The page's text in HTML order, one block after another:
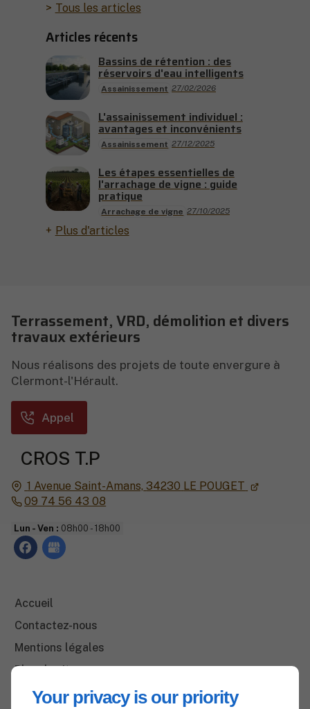
Your privacy is our priority
Tous les articles
Articles récents
Assainissement 27/02/2026
Bassins de rétention : des
réservoirs d'eau intelligents
Assainissement 27/12/2025
L'assainissement individuel :
avantages et inconvénients
Arrachage de vigne 27/10/2025
Les étapes essentielles de
l'arrachage de vigne : guide
pratique
Plus d'articles
CROS T.P
1 Avenue Saint-Amans, 34230 LE POUGET
09 74 56 43 08
Lun - Ven : 08h00 - 18h00
Accueil
Contactez-nous
Mentions légales
Plan du site
Terrassement, VRD, démolition et divers
travaux extérieurs
Nous réalisons des projets de toute envergure à
Clermont-l'Hérault.
Appel